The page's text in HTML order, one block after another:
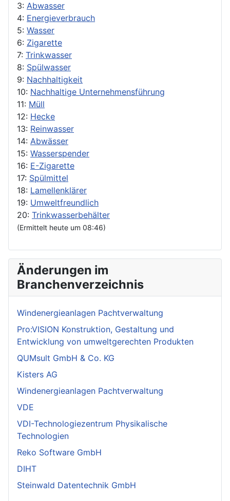
3: Abwasser
4: Energieverbrauch
5: Wasser
6: Zigarette
7: Trinkwasser
8: Spülwasser
9: Nachhaltigkeit
10: Nachhaltige Unternehmensführung
11: Müll
12: Hecke
13: Reinwasser
14: Abwässer
15: Wasserspender
16: E-Zigarette
17: Spülmittel
18: Lamellenklärer
19: Umweltfreundlich
20: Trinkwasserbehälter
(Ermittelt heute um 08:46)
Änderungen im
Branchenverzeichnis
Windenergieanlagen Pachtverwaltung
Pro:VISION Konstruktion, Gestaltung und
Entwicklung von umweltgerechten Produkten
QUMsult GmbH & Co. KG
Kisters AG
Windenergieanlagen Pachtverwaltung
VDE
VDI-Technologiezentrum Physikalische
Technologien
Reko Software GmbH
DIHT
Steinwald Datentechnik GmbH